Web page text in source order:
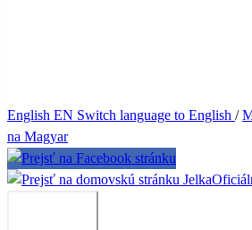
English EN Switch language to English /
na Magyar
Jelka